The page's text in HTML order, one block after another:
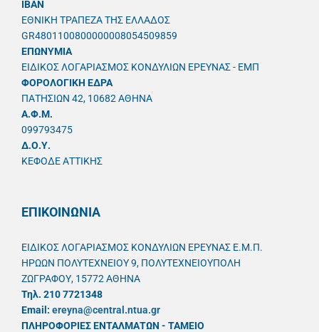
IBAN
ΕΘΝΙΚΗ ΤΡΑΠΕΖΑ ΤΗΣ ΕΛΛΑΔΟΣ
GR4801100800000008054509859
ΕΠΩΝΥΜΙΑ
ΕΙΔΙΚΟΣ ΛΟΓΑΡΙΑΣΜΟΣ ΚΟΝΔΥΛΙΩΝ ΕΡΕΥΝΑΣ - ΕΜΠ
ΦΟΡΟΛΟΓΙΚΗ ΕΔΡΑ
ΠΑΤΗΣΙΩΝ 42, 10682 ΑΘΗΝΑ
A.Φ.Μ.
099793475
Δ.Ο.Υ.
ΚΕΦΟΔΕ ΑΤΤΙΚΗΣ
ΕΠΙΚΟΙΝΩΝΙΑ
ΕΙΔΙΚΟΣ ΛΟΓΑΡΙΑΣΜΟΣ ΚΟΝΔΥΛΙΩΝ ΕΡΕΥΝΑΣ Ε.Μ.Π.
ΗΡΩΩΝ ΠΟΛΥΤΕΧΝΕΙΟΥ 9, ΠΟΛΥΤΕΧΝΕΙΟΥΠΟΛΗ
ΖΩΓΡΑΦΟΥ, 15772 ΑΘΗΝΑ
Τηλ. 210 7721348
Email: ereyna@central.ntua.gr
ΠΛΗΡΟΦΟΡΙΕΣ ΕΝΤΑΛΜΑΤΩΝ - ΤΑΜΕΙΟ